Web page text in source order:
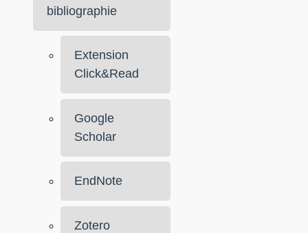
bibliographie
Extension
Click&Read
Google
Scholar
EndNote
Zotero